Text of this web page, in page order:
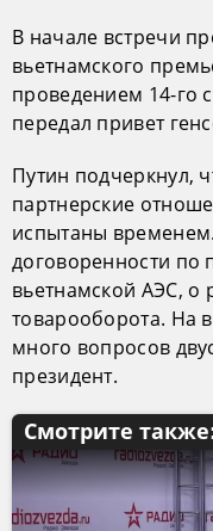
В начале встречи
вьетнамского
проведением 14-го
передал привет
Путин подчеркнул,
партнерские
испытаны
договоренности по
вьетнамской АЭС, о
товарооборота. На
много вопросов
президент.
Смотрите